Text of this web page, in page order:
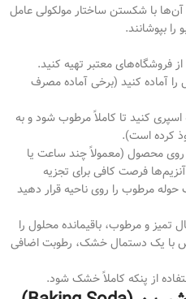
آن‌ها با شکستن ساختار مولکولی عامل
را بپوشانند.
فروشگاه‌های معتبر تهیه کنید.
آماده کنید (برخی آماده مصرف
کنید تا کاملاً مرطوب شود و به
کرده است).
محصول (معمولاً چند ساعت یا
فرصت کافی برای تجزیه
مرطوب را روی ناحیه قرار دهید
و مرطوب، باقیمانده محلول را
با یک دستمال خشک، رطوبت اضافی
از پنکه کاملاً خشک شود.